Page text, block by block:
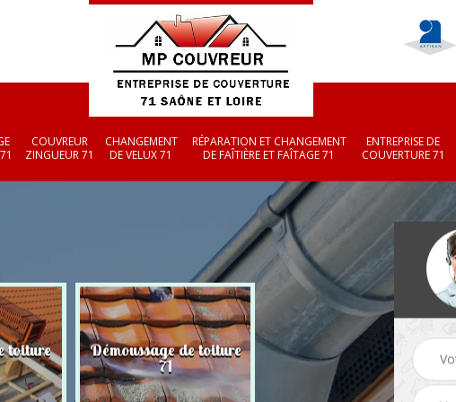
COUVREUR
ZINGUEUR 71
CHANGEMENT
DE VELUX 71
RÉPARATION ET CHANGEMENT
DE FAÎTIÈRE ET FAÎTAGE 71
ENTREPRISE DE
COUVERTURE 71
toiture Démoussage de toiture
71 Couvreur zingueur 71